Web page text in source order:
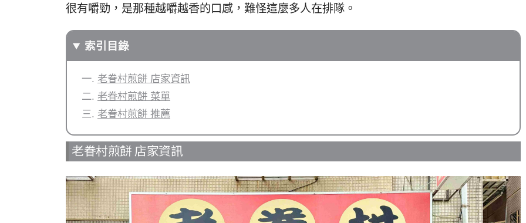
很有嚼勁，是那種越嚼越香的口感，難怪這麼多人在排隊。
索引目錄
老眷村煎餅 店家資訊
老眷村煎餅 菜單
老眷村煎餅 推薦
老眷村煎餅 店家資訊